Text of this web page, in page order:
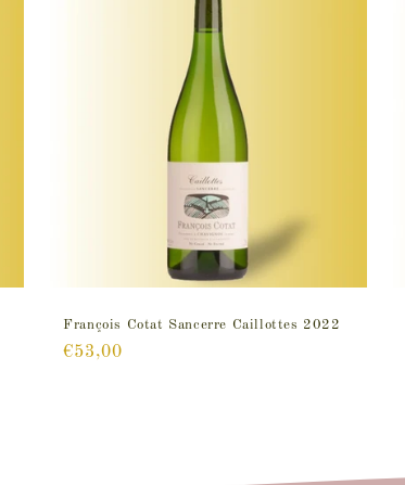
François Cotat Sancerre Caillottes 2022
Prix
€53,00